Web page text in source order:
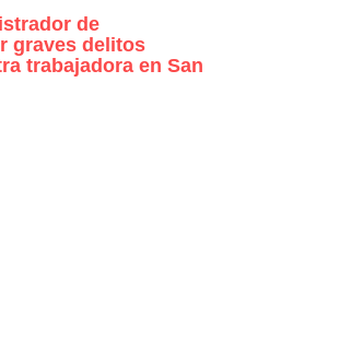
de
graves delitos
trabajadora en San